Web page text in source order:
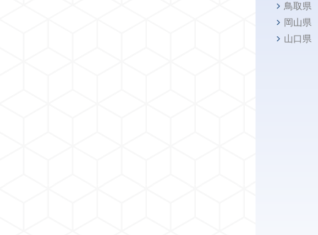
鳥取県
岡山県
山口県